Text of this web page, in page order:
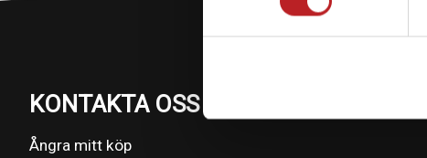
KONTAKTA OSS PÅ MOTORBITEN
Ångra mitt köp